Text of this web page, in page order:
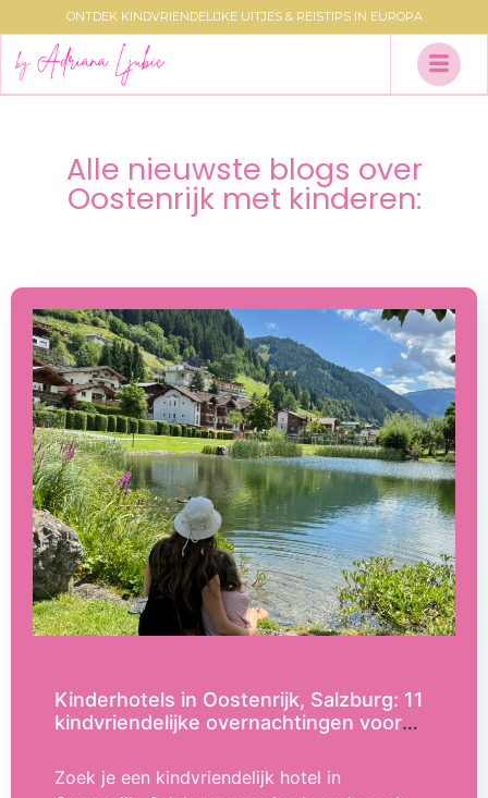
ONTDEK KINDVRIENDELIJKE UITJES & REISTIPS IN EUROPA
Alle nieuwste blogs over
Oostenrijk met kinderen:
Kinderhotels in Oostenrijk, Salzburg: 11
kindvriendelijke overnachtingen voor
Zoek je een kindvriendelijk hotel in